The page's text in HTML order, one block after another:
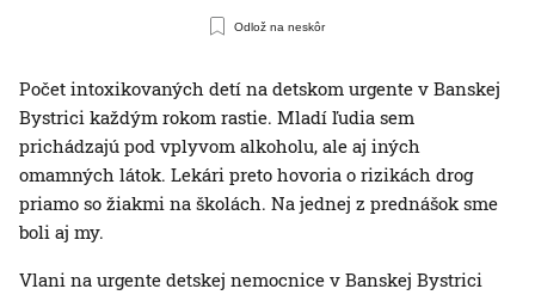
Odlož na neskôr
Počet intoxikovaných detí na detskom urgente v Banskej
Bystrici každým rokom rastie. Mladí ľudia sem
prichádzajú pod vplyvom alkoholu, ale aj iných
omamných látok. Lekári preto hovoria o rizikách drog
priamo so žiakmi na školách. Na jednej z prednášok sme
boli aj my.
Vlani na urgente detskej nemocnice v Banskej Bystrici